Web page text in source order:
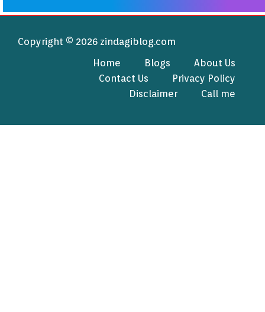
Copyright © 2026 zindagiblog.com
Home
Blogs
About Us
Contact Us
Privacy Policy
Disclaimer
Call me